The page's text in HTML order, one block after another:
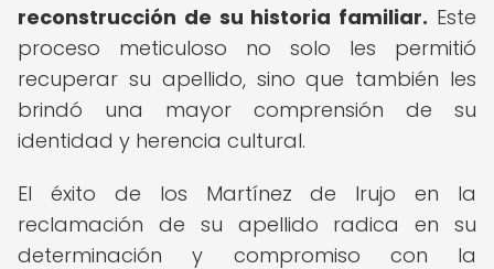
reconstrucción de su historia familiar. Este
proceso meticuloso no solo les permitió
recuperar su apellido, sino que también les
brindó una mayor comprensión de su
identidad y herencia cultural.
El éxito de los Martínez de Irujo en la
reclamación de su apellido radica en su
determinación y compromiso con la